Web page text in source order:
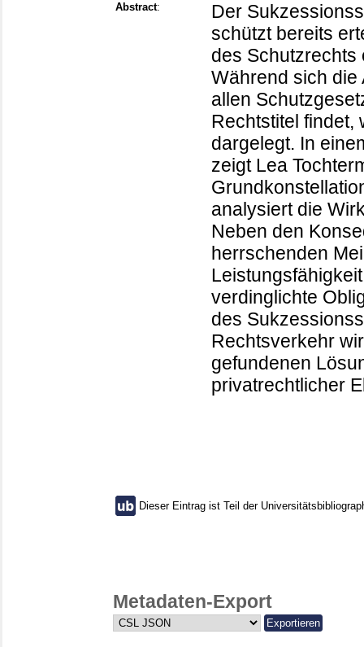
Abstract:
Der
schützt bereits
des Schutzrechts
Während sich
allen
Rechtstitel findet,
dargelegt. In
zeigt Lea
analysiert die
Neben den
herrschenden
verdinglichte
des
Rechtsverkehr
gefundenen
privatrechtlicher
Dieser Eintrag ist Teil der
Metadaten-Export